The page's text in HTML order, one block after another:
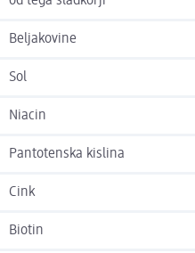
Beljakovine
Sol
Niacin
Pantotenska kislina
Cink
Biotin